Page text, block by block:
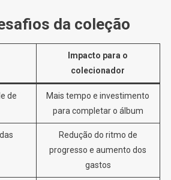
da coleção
Impacto para o
colecionador
de
Mais tempo e investimento
para completar o álbum
Redução do ritmo de
progresso e aumento dos
gastos